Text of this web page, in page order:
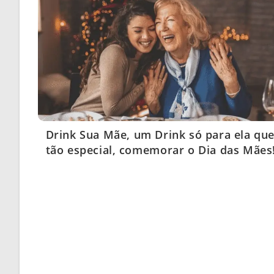
Drink Sua Mãe, um Drink só para ela
tão especial, comemorar o Dia das